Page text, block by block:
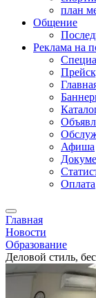
план
Общение
Реклама на
Афиша
Оплата
Главная
Новости
Образование
Деловой стиль,